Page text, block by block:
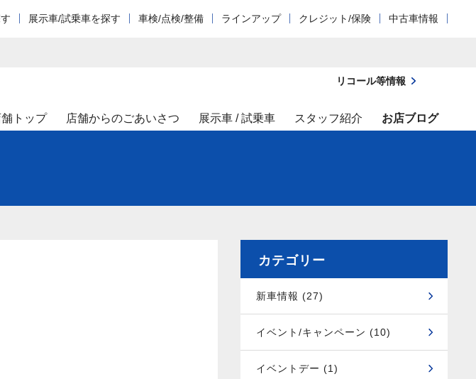
展示車/試乗車を探す 車検/点検/整備 ラインアップ クレジット/保険 中古車情報
舗トップ 店舗からのごあいさつ 展示車 / 試乗車 スタッフ紹介 お店ブログ
リコール等情報
カテゴリー
新車情報 (27)
イベント/キャンペーン (10)
イベントデー (1)